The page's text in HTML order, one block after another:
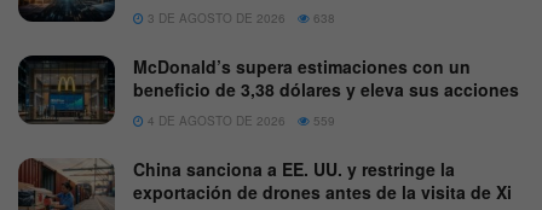
3 DE AGOSTO DE 2026 638
McDonald’s supera estimaciones con un
beneficio de 3,38 dólares y eleva sus acciones
4 DE AGOSTO DE 2026 559
China sanciona a EE. UU. y restringe la
exportación de drones antes de la visita de Xi